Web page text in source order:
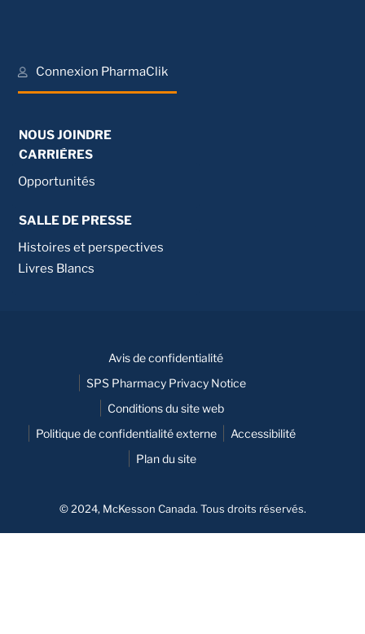
Connexion PharmaClik
NOUS JOINDRE
CARRIÈRES
Opportunités
SALLE DE PRESSE
Histoires et perspectives
Livres Blancs
Avis de confidentialité
SPS Pharmacy Privacy Notice
Conditions du site web
Politique de confidentialité externe
Accessibilité
Plan du site
© 2024, McKesson Canada. Tous droits réservés.